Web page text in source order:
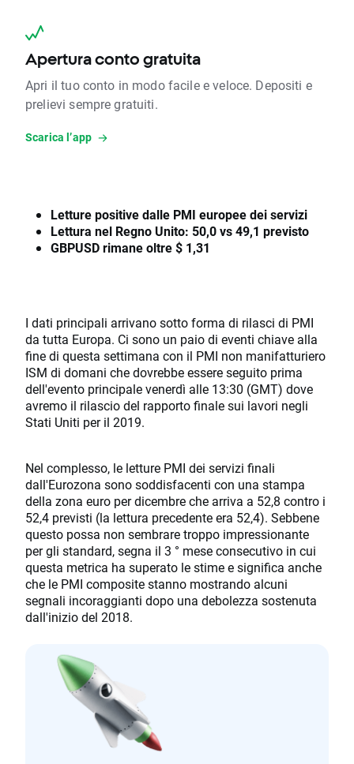
Apertura conto gratuita
Apri il tuo conto in modo facile e veloce. Depositi e
prelievi sempre gratuiti.
Scarica l’app
Letture positive dalle PMI europee dei servizi
Lettura nel Regno Unito: 50,0 vs 49,1 previsto
GBPUSD rimane oltre $ 1,31
I dati principali arrivano sotto forma di rilasci di PMI
da tutta Europa. Ci sono un paio di eventi chiave alla
fine di questa settimana con il PMI non manifatturiero
ISM di domani che dovrebbe essere seguito prima
dell'evento principale venerdì alle 13:30 (GMT) dove
avremo il rilascio del rapporto finale sui lavori negli
Stati Uniti per il 2019.
Nel complesso, le letture PMI dei servizi finali
dall'Eurozona sono soddisfacenti con una stampa
della zona euro per dicembre che arriva a 52,8 contro i
52,4 previsti (la lettura precedente era 52,4). Sebbene
questo possa non sembrare troppo impressionante
per gli standard, segna il 3 ° mese consecutivo in cui
questa metrica ha superato le stime e significa anche
che le PMI composite stanno mostrando alcuni
segnali incoraggianti dopo una debolezza sostenuta
dall'inizio del 2018.